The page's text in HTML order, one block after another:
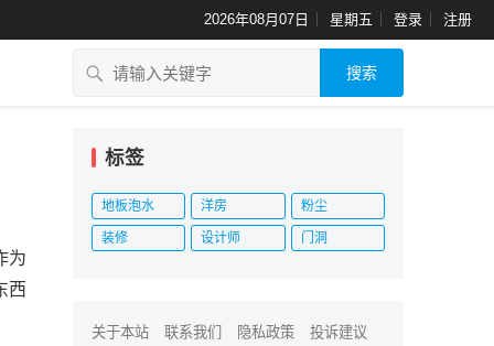
2026年08月07日 星期五 登录 注册
搜索
为
西
标签
地板泡水 洋房 粉尘
装修 设计师 门洞
关于本站 联系我们 隐私政策 投诉建议